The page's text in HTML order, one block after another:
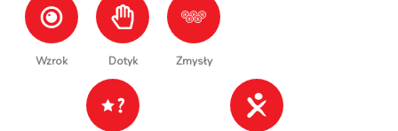
Wzrok Dotyk Zmysły